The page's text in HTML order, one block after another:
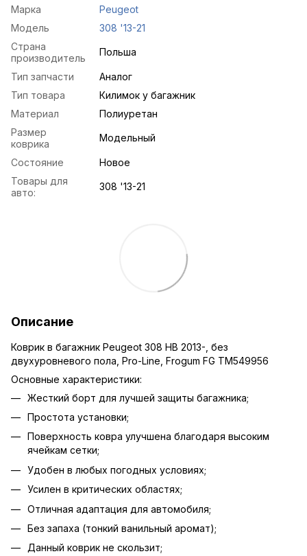
Марка
Peugeot
Модель
308 '13-21
Страна
производитель
Польша
Тип запчасти
Аналог
Тип товара
Килимок у багажник
Материал
Полиуретан
Размер
коврика
Модельный
Состояние
Новое
Товары для
авто:
308 '13-21
Описание
Коврик в багажник Peugeot 308 HB 2013-, без
двухуровневого пола, Pro-Line, Frogum FG TM549956
Основные характеристики:
Жесткий борт для лучшей защиты багажника;
Простота установки;
Поверхность ковра улучшена благодаря высоким
ячейкам сетки;
Удобен в любых погодных условиях;
Усилен в критических областях;
Отличная адаптация для автомобиля;
Без запаха (тонкий ванильный аромат);
Данный коврик не скользит;